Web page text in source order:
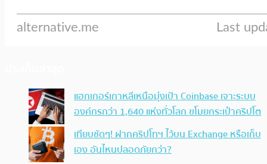
แฮกเกอร์เกาหลีเหนือมุ่งเป้า Coinbase เจาะระบบ
องค์กรกว่า 1,640 แห่งทั่วโลก ขโมยกระเป๋าคริปโต
เทียบชัดๆ! ฝากคริปโทฯ ไว้บน Exchange หรือเก็บ
เอง อันไหนปลอดภัยกว่า?